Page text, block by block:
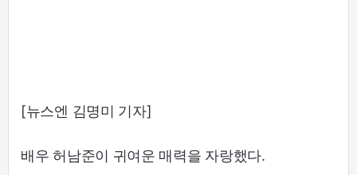
[뉴스엔 김명미 기자]
배우 허남준이 귀여운 매력을 자랑했다.